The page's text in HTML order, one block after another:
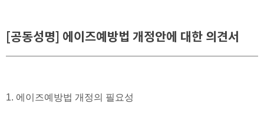
[공동성명] 에이즈예방법 개정안에 대한 의견서
1. 에이즈예방법 개정의 필요성